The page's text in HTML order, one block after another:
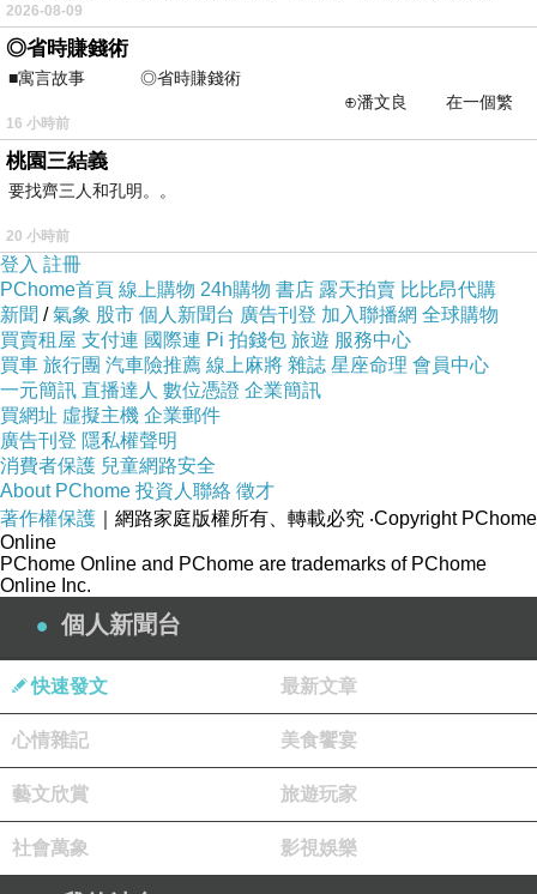
真的就是很單純，適合2~8歲的小朋友。
這是由日本直接翻譯過來的～既然是FOR小朋友
的故事又是巧虎，所以唱唱跳跳也是必然的唷！
一開始就會有巧虎跑出來帶著小朋友一起唱歌跳
舞唷！
當然會從引導的方式，帶著小朋友慢慢的進到故
2026-08-09
◎省時賺錢術
■寓言故事 ◎省時賺錢術
⊕潘文良 在一個繁
華的商業街上，有兩家傳統
16 小時前
桃園三結義
要找齊三人和孔明。。
20 小時前
登入 註冊
PChome首頁 線上購物 24h購物 書店 露天拍賣 比比昂代購
新聞 /氣象 股市 個人新聞台 廣告刊登 加入聯播網 全球購物
買賣租屋 支付連 國際連 Pi 拍錢包 旅遊 服務中心
買車 旅行團 汽車險推薦 線上麻將 雜誌 星座命理 會員中心
一元簡訊 直播達人 數位憑證 企業簡訊
買網址 虛擬主機 企業郵件
廣告刊登 隱私權聲明
消費者保護 兒童網路安全
About PChome 投資人聯絡 徵才
著作權保護 ｜網路家庭版權所有、轉載必究 ‧Copyright PChome
Online
PChome Online and PChome are trademarks of PChome
Online Inc.
個人新聞台
快速發文 最新文章
心情雜記 美食饗宴
藝文欣賞 旅遊玩家
社會萬象 影視娛樂